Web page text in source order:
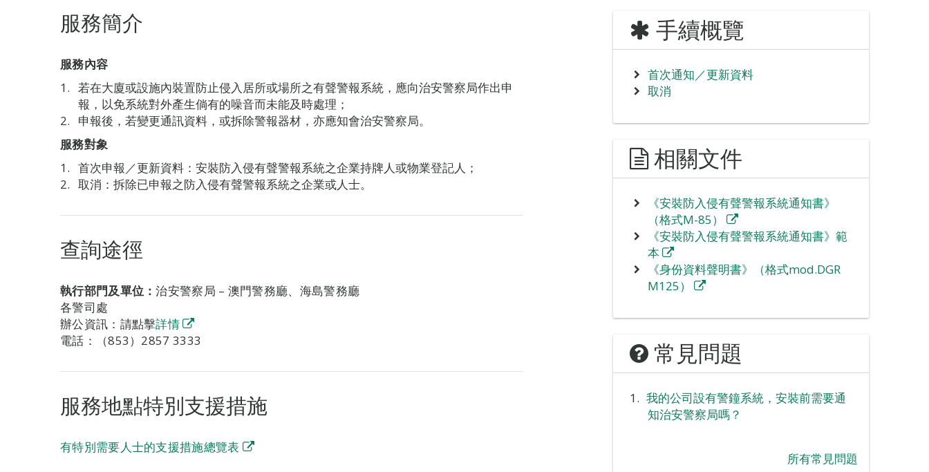
服務簡介
服務內容
若在大廈或設施內裝置防止侵入居所或場所之有聲警報系統，應向治安警察局作出申
報，以免系統對外產生倘有的噪音而未能及時處理；
申報後，若變更通訊資料，或拆除警報器材，亦應知會治安警察局。
服務對象
首次申報／更新資料：安裝防入侵有聲警報系統之企業持牌人或物業登記人；
取消：拆除已申報之防入侵有聲警報系統之企業或人士。
查詢途徑
執行部門及單位：治安警察局 – 澳門警務廳、海島警務廳
各警司處
辦公資訊：請點擊詳情
電話：（853）2857 3333
服務地點特別支援措施
有特別需要人士的支援措施總覽表
手續概覽
首次通知／更新資料
取消
相關文件
《安裝防入侵有聲警報系統通知書》
（格式M-85）
《安裝防入侵有聲警報系統通知書》範
本
《身份資料聲明書》（格式mod.DGR
M125）
常見問題
我的公司設有警鐘系統，安裝前需要通
知治安警察局嗎？
所有常見問題